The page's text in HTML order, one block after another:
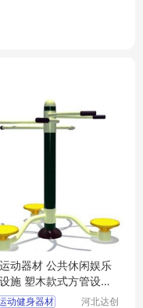
动器材 公共休闲娱乐
施 塑木款式方管设施
动健身器材
河北达创